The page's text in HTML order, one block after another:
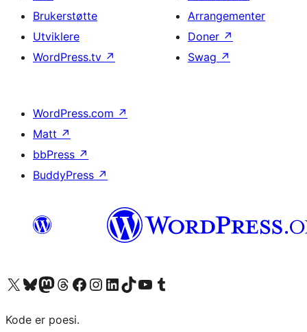
Brukerstøtte
Utviklere
WordPress.tv ↗
Arrangementer
Doner ↗
Swag ↗
WordPress.com ↗
Matt ↗
bbPress ↗
BuddyPress ↗
Besøk vår konto på X Visit our Bluesky account
Besøk vår Mastodon-konto
Visit our Threads account
Besøk vår Facebook-sideBesøk vår Instagram-konto
Besøk vår LinkedIn-konto
Visit our TikTok account
Visit our YouTube channel
Visit our Tumblr account
Kode er poesi.